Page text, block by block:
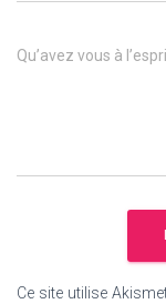
Qu’avez vous à
Ce site utilise